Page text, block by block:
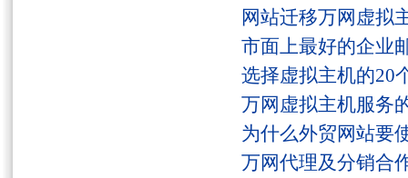
网站迁移万网虚拟
市面上最好的企业
选择虚拟主机的20
万网虚拟主机服务
为什么外贸网站要
万网代理及分销合